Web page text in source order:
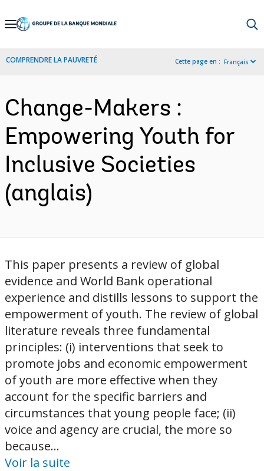
Skip
Navigation
COMPRENDRE LA PAUVRETÉ Cette page en : Français
Change-Makers :
Empowering Youth for
Inclusive Societies
(anglais)
This paper presents a review of global
evidence and World Bank operational
experience and distills lessons to support the
empowerment of youth. The review of global
literature reveals three fundamental
principles: (i) interventions that seek to
promote jobs and economic empowerment
of youth are more effective when they
account for the specific barriers and
circumstances that young people face; (ii)
voice and agency are crucial, the more so
because...
Voir la suite